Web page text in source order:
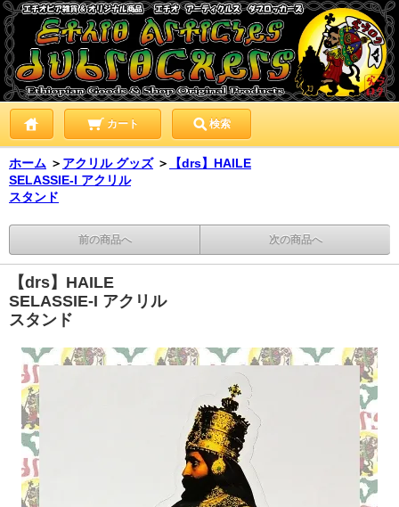
カート 検索
ホーム ＞ アクリル グッズ ＞
【drs】HAILE
SELASSIE-I アクリル
スタンド
前の商品へ 次の商品へ
【drs】HAILE
SELASSIE-I アクリル
スタンド